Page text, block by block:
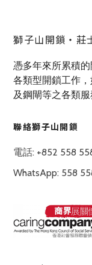
獅子山開鎖‧莊
憑多年來所累積
各類型開鎖工作
及鋼閘等之各類服
聯絡獅子山開鎖
電話: +852 558
WhatsApp: 558